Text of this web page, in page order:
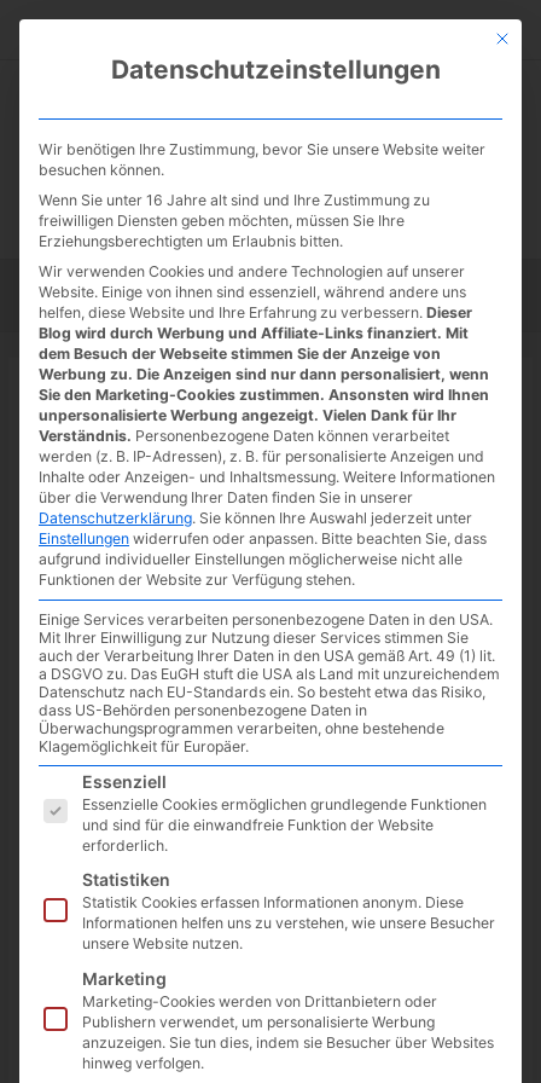
Startseite Tipps Tutorials Tests
Startseite»News
Amazon: Logitech G Gaming
Zubehör im Angebot
07.05.2022/ VonSpoonie/Schreibe einen Kommentar
minute of reading
Mäuse, Tastaturen, Lenkräder, Headsets und Mauspads um
bis zu 50% reduziert.
Wer aktuell auf Suche ist, wird vielleicht fündig und kann sich
ein paar Euro sparen.
Direkt zumShop auf Amazon*.
Mit
Datenschutzeinstellungen
Wir benötigen Ihre Zustimmung, bevor Sie unsere Website weiter
besuchen können.
Wenn Sie unter 16 Jahre alt sind und Ihre Zustimmung zu
freiwilligen Diensten geben möchten, müssen Sie Ihre
Erziehungsberechtigten um Erlaubnis bitten.
Wir verwenden Cookies und andere Technologien auf unserer
Website. Einige von ihnen sind essenziell, während andere uns
helfen, diese Website und Ihre Erfahrung zu verbessern. Dieser
Blog wird durch Werbung und Affiliate-Links finanziert. Mit
dem Besuch der Webseite stimmen Sie der Anzeige von
Werbung zu. Die Anzeigen sind nur dann personalisiert, wenn
Sie den Marketing-Cookies zustimmen. Ansonsten wird Ihnen
unpersonalisierte Werbung angezeigt. Vielen Dank für Ihr
Verständnis. Personenbezogene Daten können verarbeitet
werden (z. B. IP-Adressen), z. B. für personalisierte Anzeigen und
Inhalte oder Anzeigen- und Inhaltsmessung. Weitere Informationen
über die Verwendung Ihrer Daten finden Sie in unserer
Datenschutzerklärung. Sie können Ihre Auswahl jederzeit unter
Einstellungen widerrufen oder anpassen. Bitte beachten Sie, dass
aufgrund individueller Einstellungen möglicherweise nicht alle
Funktionen der Website zur Verfügung stehen.
Einige Services verarbeiten personenbezogene Daten in den USA.
Mit Ihrer Einwilligung zur Nutzung dieser Services stimmen Sie
auch der Verarbeitung Ihrer Daten in den USA gemäß Art. 49 (1) lit.
a DSGVO zu. Das EuGH stuft die USA als Land mit unzureichendem
Datenschutz nach EU-Standards ein. So besteht etwa das Risiko,
dass US-Behörden personenbezogene Daten in
Überwachungsprogrammen verarbeiten, ohne bestehende
Klagemöglichkeit für Europäer.
Es folgt eine Liste der Service-Gruppen, für die eine
Essenziell
Essenzielle Cookies ermöglichen grundlegende Funktionen
und sind für die einwandfreie Funktion der Website
erforderlich.
Statistiken
Statistik Cookies erfassen Informationen anonym. Diese
Informationen helfen uns zu verstehen, wie unsere Besucher
unsere Website nutzen.
Marketing
Marketing-Cookies werden von Drittanbietern oder
Publishern verwendet, um personalisierte Werbung
anzuzeigen. Sie tun dies, indem sie Besucher über Websites
hinweg verfolgen.